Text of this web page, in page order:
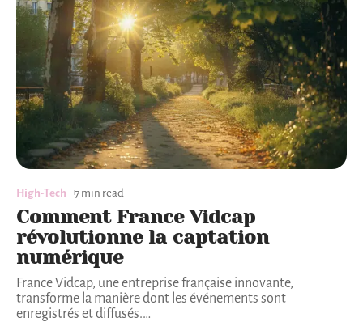
High-Tech 7 min read
Comment France Vidcap
révolutionne la captation
numérique
France Vidcap, une entreprise française innovante,
transforme la manière dont les événements sont
enregistrés et diffusés.…